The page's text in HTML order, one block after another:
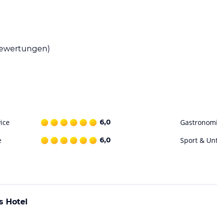
und bietet Ihnen die Möglichkeit, die
und Möglichkeiten für Spaziergänge in
Gewähr. Bitte lies vor der Buchung die
6,0
6,0 Sport &
Hotel